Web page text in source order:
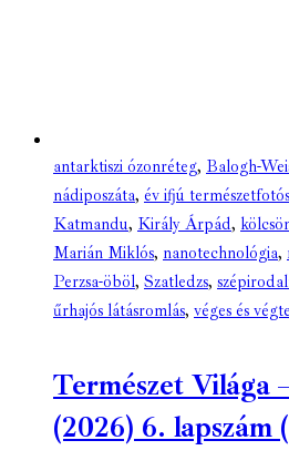
antarktiszi ózonréteg, Balogh-
nádiposzáta, év ifjú
Katmandu, Király Árpád,
Marián Miklós, nanotechnológia,
Perzsa-öböl, Szatledzs,
űrhajós látásromlás, véges és
Természet Világa
(2026) 6. lapszám